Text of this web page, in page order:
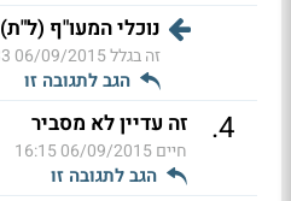
נוכלי המעו"ף (ל"ת)
זה בגלל06/09/2015 18:33
הגב לתגובה זו
4
. זה עדיין לא מסביר
חיים06/09/2015 16:15
הגב לתגובה זו